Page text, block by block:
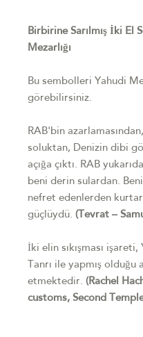
Birbirine Sarılmış İki El
Mezarlığı
Bu sembolleri Yahudi
görebilirsiniz.
RAB'bin
soluktan, Denizin dibi
açığa çıktı. RAB
beni derin sulardan.
nefret edenlerden
güçlüydü. (Tevrat –
İki elin sıkışması işareti,
Tanrı ile yapmış olduğu
etmektedir. (Rachel
customs, Second